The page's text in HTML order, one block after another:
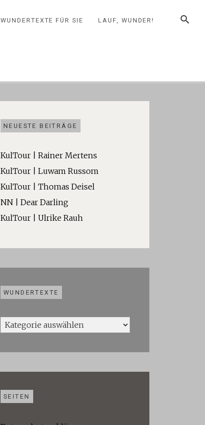
SUCHE
WUNDERTEXTE FÜR SIE LAUF, WUNDER!
NEUESTE BEITRÄGE
KulTour | Rainer Mertens
KulTour | Luwam Russom
KulTour | Thomas Deisel
NN | Dear Darling
KulTour | Ulrike Rauh
WUNDERTEXTE
Wundertexte
SEITEN